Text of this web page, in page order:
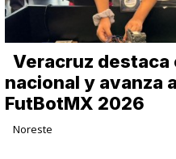
Veracruz destaca
nacional y avanza
FutBotMX 2026
Noreste